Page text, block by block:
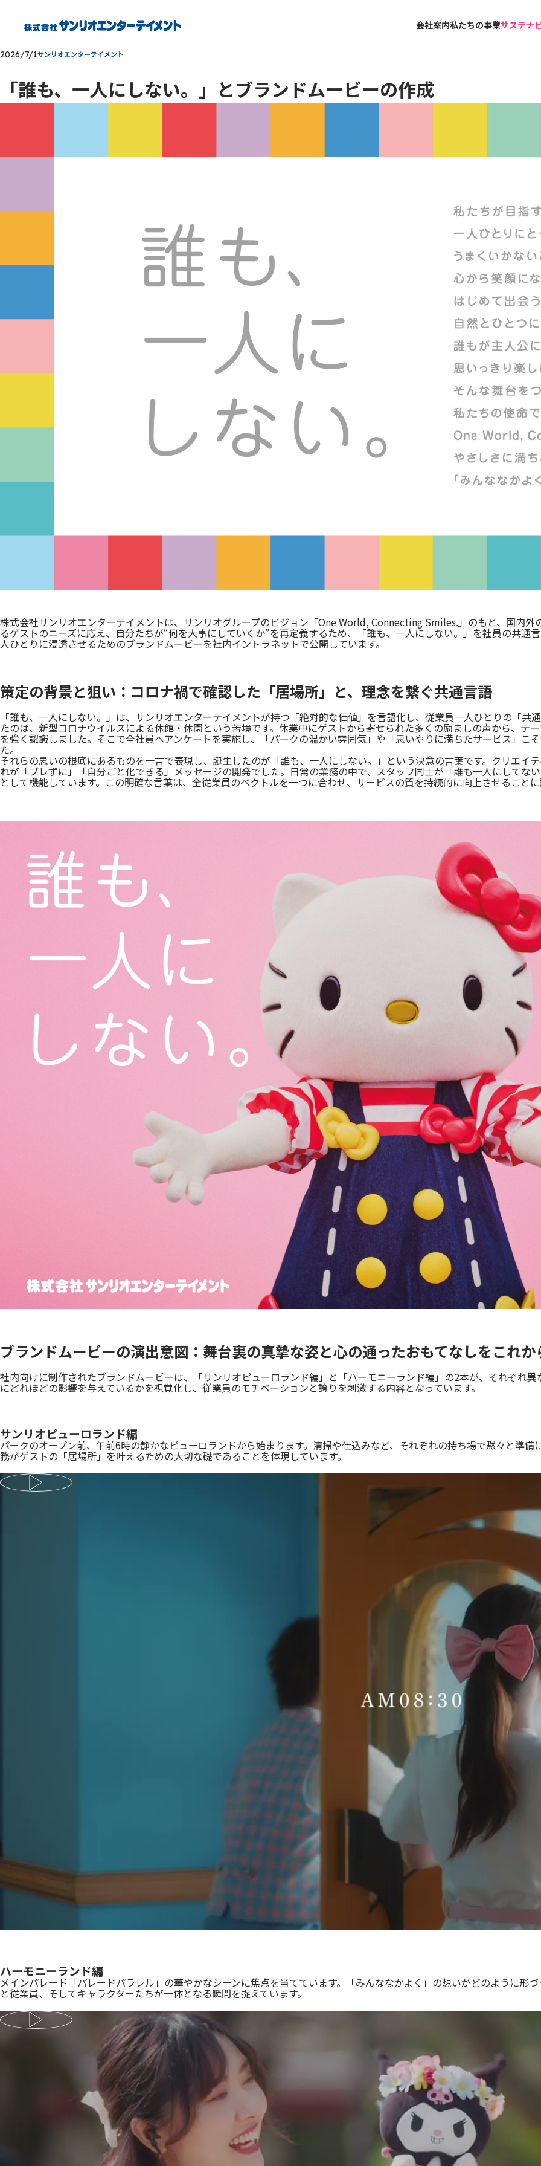
会社案内私たちの事業サステナ
2026/7/1サンリオエンターテイメント
「誰も、一人にしない。」とブランドムービーの作成
株式会社サンリオエンターテイメントは、サンリオグループのビジョン「One World, Connecting Smiles.」のもと、国内
るゲストのニーズに応え、自分たちが“何を大事にしていくか”を再定義するため、「誰も、一人にしない。」を社員の共
人ひとりに浸透させるためのブランドムービーを社内イントラネットで公開しています。
策定の背景と狙い：コロナ禍で確認した「居場所」と、理念を繋ぐ共通言語
「誰も、一人にしない。」は、サンリオエンターテイメントが持つ「絶対的な価値」を言語化し、従業員一人ひとりの「
たのは、新型コロナウイルスによる休館・休園という苦境です。休業中にゲストから寄せられた多くの励ましの声から、テ
を強く認識しました。そこで全社員へアンケートを実施し、「パークの温かい雰囲気」や「思いやりに満ちたサービス」こ
た。
それらの思いの根底にあるものを一言で表現し、誕生したのが「誰も、一人にしない。」という決意の言葉です。クリエイ
れが「ブレずに」「自分ごと化できる」メッセージの開発でした。日常の業務の中で、スタッフ同士が「誰も一人にしてな
として機能しています。この明確な言葉は、全従業員のベクトルを一つに合わせ、サービスの質を持続的に向上させること
ブランドムービーの演出意図：舞台裏の真摯な姿と心の通ったおもてなしをこれか
社内向けに制作されたブランドムービーは、「サンリオピューロランド編」と「ハーモニーランド編」の2本が、それぞれ
にどれほどの影響を与えているかを視覚化し、従業員のモチベーションと誇りを刺激する内容となっています。
サンリオピューロランド編
パークのオープン前、午前6時の静かなピューロランドから始まります。清掃や仕込みなど、それぞれの持ち場で黙々と準
務がゲストの「居場所」を叶えるための大切な礎であることを体現しています。
ハーモニーランド編
メインパレード「パレードパラレル」の華やかなシーンに焦点を当てています。「みんななかよく」の想いがどのように形
と従業員、そしてキャラクターたちが一体となる瞬間を捉えています。